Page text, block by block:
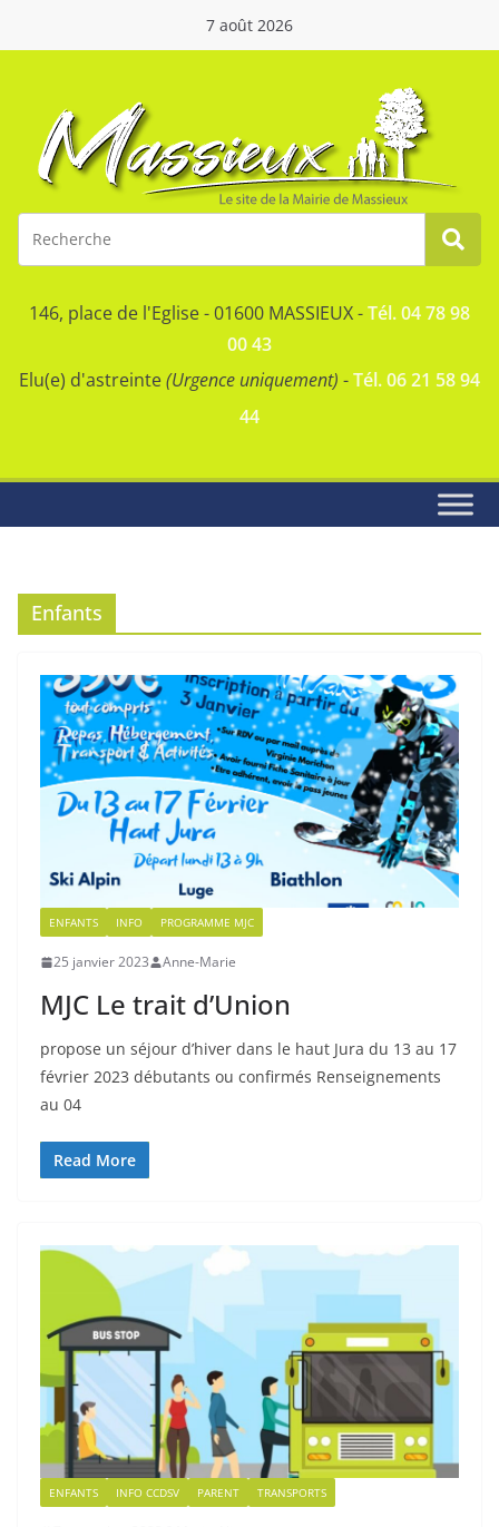
7 août 2026
146, place de l'Eglise - 01600 MASSIEUX -Tél. 04 78 98
00 43
Elu(e) d'astreinte(Urgence uniquement) -Tél. 06 21 58 94
44
Enfants
ENFANTS INFO PROGRAMME MJC
25 janvier 2023 Anne-Marie
MJC Le trait d’Union
propose un séjour d’hiver dans le haut Jura du 13 au 17
février 2023 débutants ou confirmés Renseignements
au 04
Read More
ENFANTS INFO CCDSV PARENT TRANSPORTS